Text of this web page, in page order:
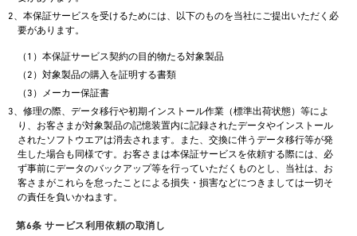
2、本保証サービスを受けるためには、以下のものを当社にご提出いただく必
要があります。
（1）本保証サービス契約の目的物たる対象製品
（2）対象製品の購入を証明する書類
（3）メーカー保証書
3、修理の際、データ移行や初期インストール作業（標準出荷状態）等によ
り、お客さまが対象製品の記憶装置内に記録されたデータやインストール
されたソフトウエアは消去されます。また、交換に伴うデータ移行等が発
生した場合も同様です。お客さまは本保証サービスを依頼する際には、必
ず事前にデータのバックアップ等を行っていただくものとし、当社は、お
客さまがこれらを怠ったことによる損失・損害などにつきましては一切そ
の責任を負いかねます。
第6条 サービス利用依頼の取消し